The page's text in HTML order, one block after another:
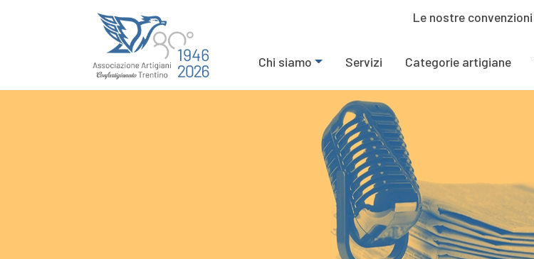
Le nostre convenzioni
Chi siamo Servizi Categorie artigiane